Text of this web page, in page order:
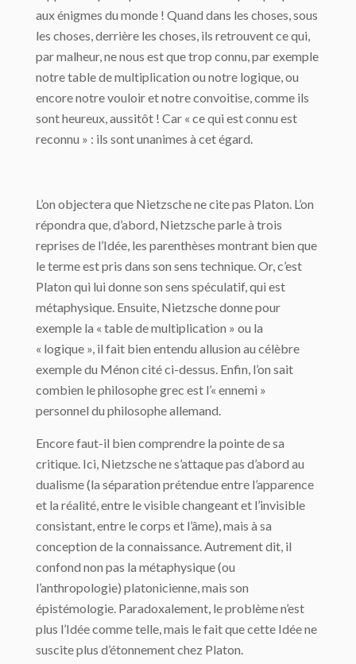
aux énigmes du monde ! Quand dans les choses, sous
les choses, derrière les choses, ils retrouvent ce qui,
par malheur, ne nous est que trop connu, par exemple
notre table de multiplication ou notre logique, ou
encore notre vouloir et notre convoitise, comme ils
sont heureux, aussitôt ! Car « ce qui est connu est
reconnu » : ils sont unanimes à cet égard.
L’on objectera que Nietzsche ne cite pas Platon. L’on
répondra que, d’abord, Nietzsche parle à trois
reprises de l’Idée, les parenthèses montrant bien que
le terme est pris dans son sens technique. Or, c’est
Platon qui lui donne son sens spéculatif, qui est
métaphysique. Ensuite, Nietzsche donne pour
exemple la « table de multiplication » ou la
« logique », il fait bien entendu allusion au célèbre
exemple du Ménon cité ci-dessus. Enfin, l’on sait
combien le philosophe grec est l’« ennemi »
personnel du philosophe allemand.
Encore faut-il bien comprendre la pointe de sa
critique. Ici, Nietzsche ne s’attaque pas d’abord au
dualisme (la séparation prétendue entre l’apparence
et la réalité, entre le visible changeant et l’invisible
consistant, entre le corps et l’âme), mais à sa
conception de la connaissance. Autrement dit, il
confond non pas la métaphysique (ou
l’anthropologie) platonicienne, mais son
épistémologie. Paradoxalement, le problème n’est
plus l’Idée comme telle, mais le fait que cette Idée ne
suscite plus d’étonnement chez Platon.